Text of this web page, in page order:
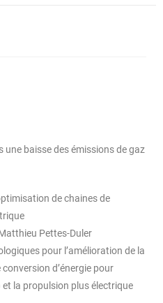
une baisse des émissions de gaz
de chaines de
Pettes-Duler
pour l’amélioration de la
d’énergie pour
et la propulsion plus électrique